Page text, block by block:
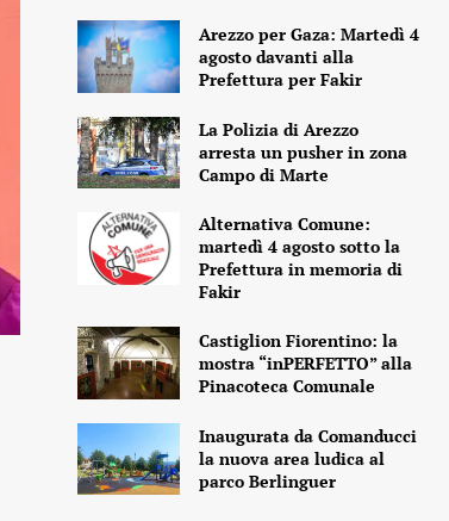
Arezzo per Gaza: Martedì 4
agosto davanti alla
Prefettura per Fakir
La Polizia di Arezzo
arresta un pusher in zona
Campo di Marte
Alternativa Comune:
martedì 4 agosto sotto la
Prefettura in memoria di
Fakir
Castiglion Fiorentino: la
mostra “inPERFETTO” alla
Pinacoteca Comunale
Inaugurata da Comanducci
la nuova area ludica al
parco Berlinguer